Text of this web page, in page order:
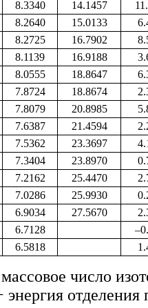
8.3340 14.1457
8.2640 15.0133
8.2725 16.7902
8.1139 16.9188
8.0555 18.8647
7.8724 18.8674
7.8079 20.8985
7.6387 21.4594
7.5362 23.3697
7.3404 23.8970
7.2162 25.4470
7.0286 25.9930
6.9034 27.5670
6.7128
6.5818
число
энергия отделения